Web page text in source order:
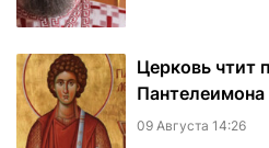
Церковь чтит
Пантелеимона
09 Августа 14:26